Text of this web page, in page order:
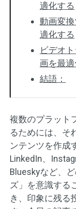
適化する
動画変
適化する
ビデオ
画を最
結語：
複数のプラット
るためには、そ
ンテンツを作成
LinkedIn、
Blueskyなど、
ズ」を意識する
き、印象に残る